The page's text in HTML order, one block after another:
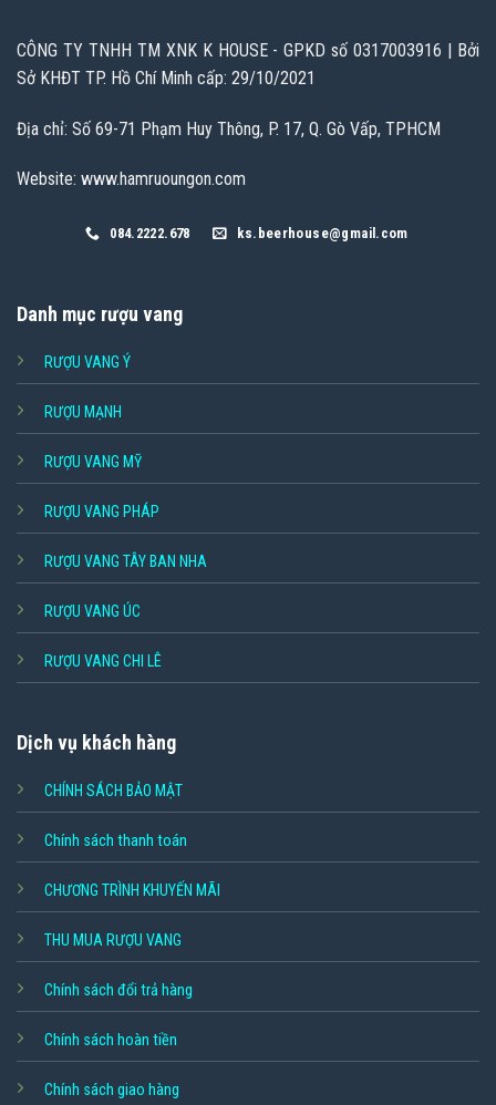
CÔNG TY TNHH TM XNK K HOUSE - GPKD số 0317003916 | Bởi
Sở KHĐT TP. Hồ Chí Minh cấp: 29/10/2021
Địa chỉ: Số 69-71 Phạm Huy Thông, P. 17, Q. Gò Vấp, TPHCM
Website: www.hamruoungon.com
084.2222.678 ks.beerhouse@gmail.com
Danh mục rượu vang
RƯỢU VANG Ý
RƯỢU MẠNH
RƯỢU VANG MỸ
RƯỢU VANG PHÁP
RƯỢU VANG TÂY BAN NHA
RƯỢU VANG ÚC
RƯỢU VANG CHI LÊ
Dịch vụ khách hàng
CHÍNH SÁCH BẢO MẬT
Chính sách thanh toán
CHƯƠNG TRÌNH KHUYẾN MÃI
THU MUA RƯỢU VANG
Chính sách đổi trả hàng
Chính sách hoàn tiền
Chính sách giao hàng